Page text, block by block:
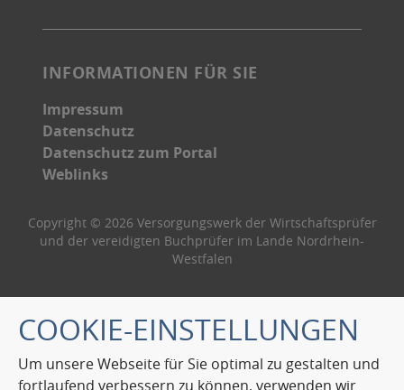
INFORMATIONEN FÜR SIE
Impressum
Datenschutz
Datenschutz zum Portal
Weblinks
Copyright © 2026 Versorgungswerk der Wirtschaftsprüfer
und der vereidigten Buchprüfer im Lande Nordrhein-
Westfalen
COOKIE-EINSTELLUNGEN
Um unsere Webseite für Sie optimal zu gestalten und
fortlaufend verbessern zu können, verwenden wir